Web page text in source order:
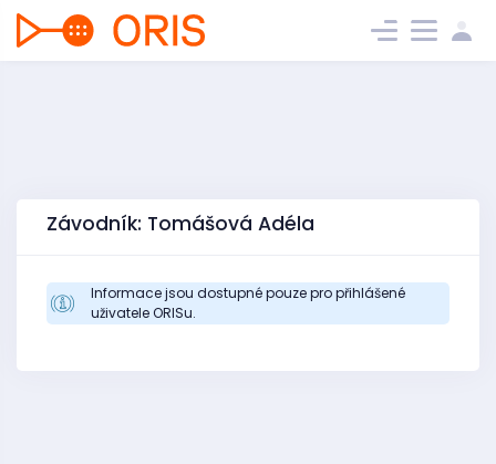
Závodník: Tomášová Adéla
Informace jsou dostupné pouze pro přihlášené
uživatele ORISu.